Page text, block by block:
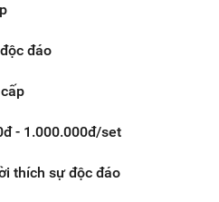
đáo
- 1.000.000đ/set
thích sự độc đáo